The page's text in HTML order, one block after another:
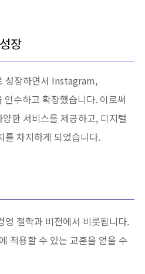
장
성장하면서 Instagram,
수하고 확장했습니다. 이로써
한 서비스를 제공하고, 디지털
를 차지하게 되었습니다.
영 철학과 비전에서 비롯됩니다.
적용할 수 있는 교훈을 얻을 수